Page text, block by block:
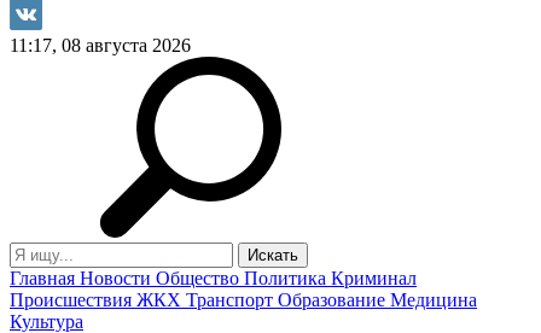
11:17, 08 августа 2026
Главная Новости Общество Политика Криминал
Происшествия ЖКХ Транспорт Образование Медицина
Культура